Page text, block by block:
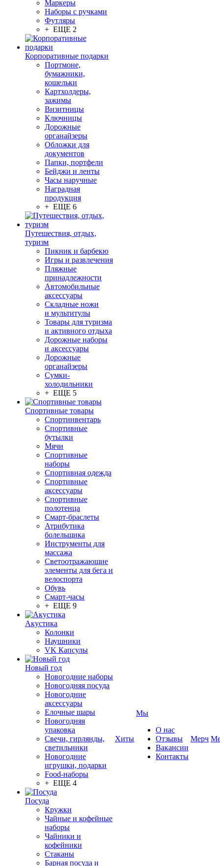
Маркеры
Наборы с ручками
Футляры
+ ЕЩЕ 2
Корпоративные подарки
Портмоне,
бумажники,
кошельки
Картхолдеры,
зажимы
Визитницы
Ключницы
Дорожные
органайзеры
Обложки для
документов
Папки, портфели
Бейджи и ленты
Часы наручные
Наградная
продукция
+ ЕЩЕ 6
Путешествия, отдых,
туризм
Пикник и барбекю
Игры и развлечения
Пляжные
принадлежности
Автомобильные
аксессуары
Складные ножи
и мультитулы
Товары для туризма
и активного отдыха
Дорожные наборы
и аксессуары
Дорожные
органайзеры
Сумки-
холодильники
+ ЕЩЕ 5
Спортивные товары
Спортинвентарь
Спортивные
бутылки
Мячи
Спортивные
наборы
Спортивная одежда
Спортивные
аксессуары
Спортивные
полотенца
Смарт-браслеты
Атрибутика
болельщика
Инструменты для
массажа
Светоотражающие
элементы для бега и
велоспорта
Обувь
Смарт-часы
+ ЕЩЕ 9
Акустика
Колонки
Наушники
VK Капсулы
Новый год
Новогодние наборы
Новогодняя посуда
Новогодние
аксессуары
Елочные шары
Новогодняя
упаковка
Свечи, гирлянды,
светильники
Новогодние
игрушки, подарки
Food-наборы
+ ЕЩЕ 4
Посуда
Кружки
Чайные и кофейные
наборы
Чайники и
кофейники
Стаканы
Барная посуда и
Хиты
Мы
О нас
Отзывы
Вакансии
Контакты
Мерч